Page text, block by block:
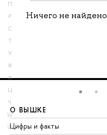
П
Р
С
Т
У
Ф
Х
Ц
Ч
Ш
Щ
Ничего не найдено
О ВЫШКЕ
Цифры и факты